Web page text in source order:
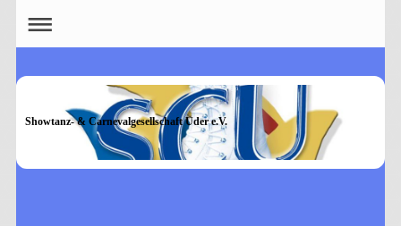
Showtanz- & Carnevalgesellschaft Uder e.V.